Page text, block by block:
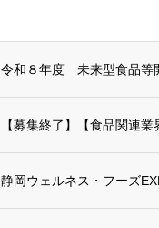
【募集終了】【食品関連
静岡ウェルネス・フーズ